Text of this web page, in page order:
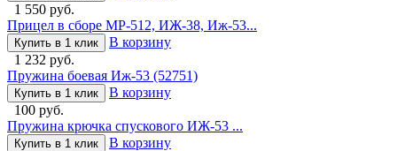
1 550 руб.
Прицел в сборе МР-512, ИЖ-38, Иж-53...
Купить в 1 клик
В корзину
1 232 руб.
Пружина боевая Иж-53 (52751)
Купить в 1 клик
В корзину
100 руб.
Пружина крючка спускового ИЖ-53 ...
Купить в 1 клик
В корзину